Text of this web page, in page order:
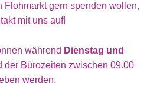
Flohmarkt gern spenden wollen,
mit uns auf!
während Dienstag und
der Bürozeiten zwischen 09.00
werden.